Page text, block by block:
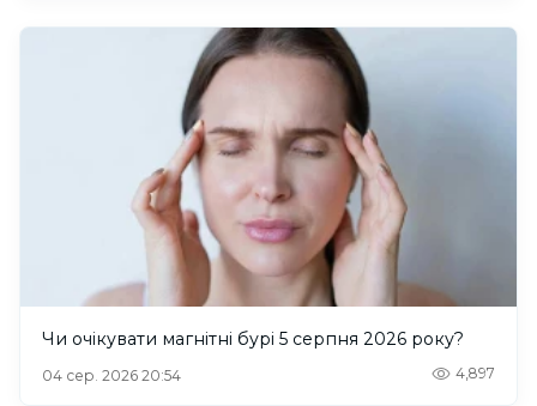
Чи очікувати магнітні бурі 5 серпня 2026 року?
04 сер. 2026 20:54 4,897